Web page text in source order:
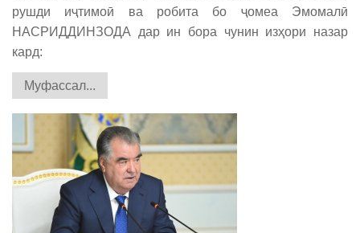
рушди иҷтимоӣ ва робита бо ҷомеа Эмомалӣ
НАСРИДДИНЗОДА дар ин бора чунин изҳори назар
кард:
Муфассал...